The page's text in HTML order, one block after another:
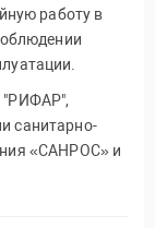
работу в
"РИФАР",
санитарно-
«САНРОС» и